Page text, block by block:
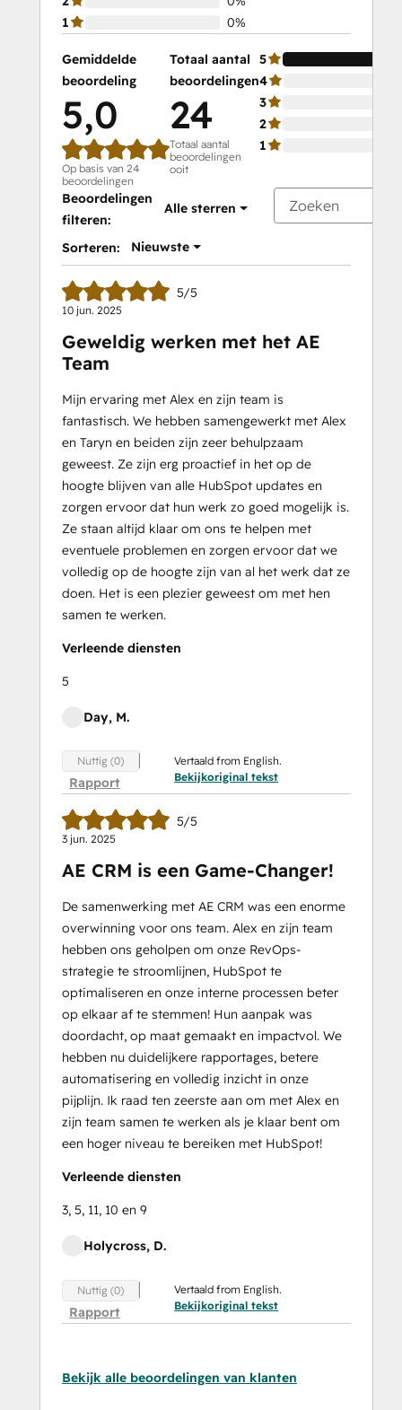
1
0%
Gemiddelde
beoordeling
5,0
Op basis van 24
beoordelingen
Totaal aantal
beoordelingen
24
Totaal aantal
beoordelingen
ooit
5
4
3
2
1
Beoordelingen
filteren:
Alle sterren
Sorteren: Nieuwste
5/5
10 jun. 2025
Geweldig werken met het AE
Team
Mijn ervaring met Alex en zijn team is
fantastisch. We hebben samengewerkt met Alex
en Taryn en beiden zijn zeer behulpzaam
geweest. Ze zijn erg proactief in het op de
hoogte blijven van alle HubSpot updates en
zorgen ervoor dat hun werk zo goed mogelijk is.
Ze staan altijd klaar om ons te helpen met
eventuele problemen en zorgen ervoor dat we
volledig op de hoogte zijn van al het werk dat ze
doen. Het is een plezier geweest om met hen
samen te werken.
Verleende diensten
5
Day, M.
Nuttig (0)
Rapport
Vertaald from English.
Bekijkoriginal tekst
5/5
3 jun. 2025
AE CRM is een Game-Changer!
De samenwerking met AE CRM was een enorme
overwinning voor ons team. Alex en zijn team
hebben ons geholpen om onze RevOps-
strategie te stroomlijnen, HubSpot te
optimaliseren en onze interne processen beter
op elkaar af te stemmen! Hun aanpak was
doordacht, op maat gemaakt en impactvol. We
hebben nu duidelijkere rapportages, betere
automatisering en volledig inzicht in onze
pijplijn. Ik raad ten zeerste aan om met Alex en
zijn team samen te werken als je klaar bent om
een hoger niveau te bereiken met HubSpot!
Verleende diensten
3, 5, 11, 10 en 9
Holycross, D.
Nuttig (0)
Rapport
Vertaald from English.
Bekijkoriginal tekst
Bekijk alle beoordelingen van klanten